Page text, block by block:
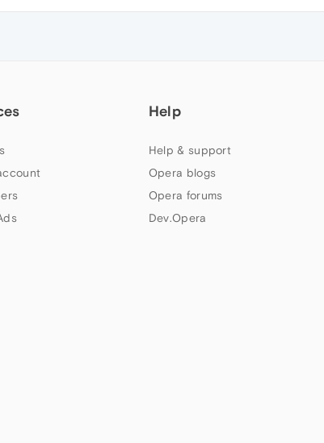
Help
Help & support
Opera blogs
Opera forums
Dev.Opera